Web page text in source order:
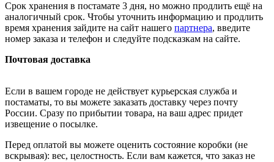
Срок хранения в постамате 3 дня, но можно продлить ещё на
аналогичный срок. Чтобы уточнить информацию и продлить
время хранения зайдите на сайт нашего партнера, введите
номер заказа и телефон и следуйте подсказкам на сайте.
Почтовая доставка
Если в вашем городе не действует курьерская служба и
постаматы, то вы можете заказать доставку через почту
России. Сразу по прибытии товара, на ваш адрес придет
извещение о посылке.
Перед оплатой вы можете оценить состояние коробки (не
вскрывая): вес, целостность. Если вам кажется, что заказ не